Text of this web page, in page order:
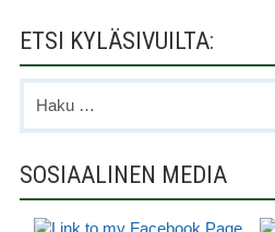
ETSI KYLÄSIVUILTA:
Haku:
SOSIAALINEN MEDIA